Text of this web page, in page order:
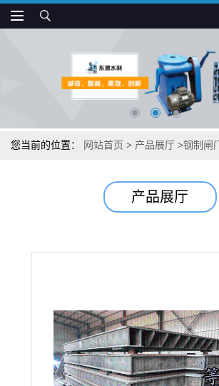
您当前的位置： 网站首页 > 产品展厅 >钢制闸门
产品展厅